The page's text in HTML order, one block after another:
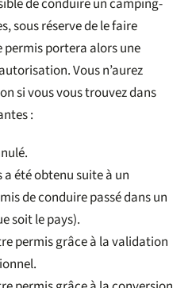
de conduire un camping-
sous réserve de le faire
portera alors une
Vous n’aurez
si vous vous trouvez dans
:
été obtenu suite à un
de conduire passé dans un
soit le pays).
permis grâce à la validation